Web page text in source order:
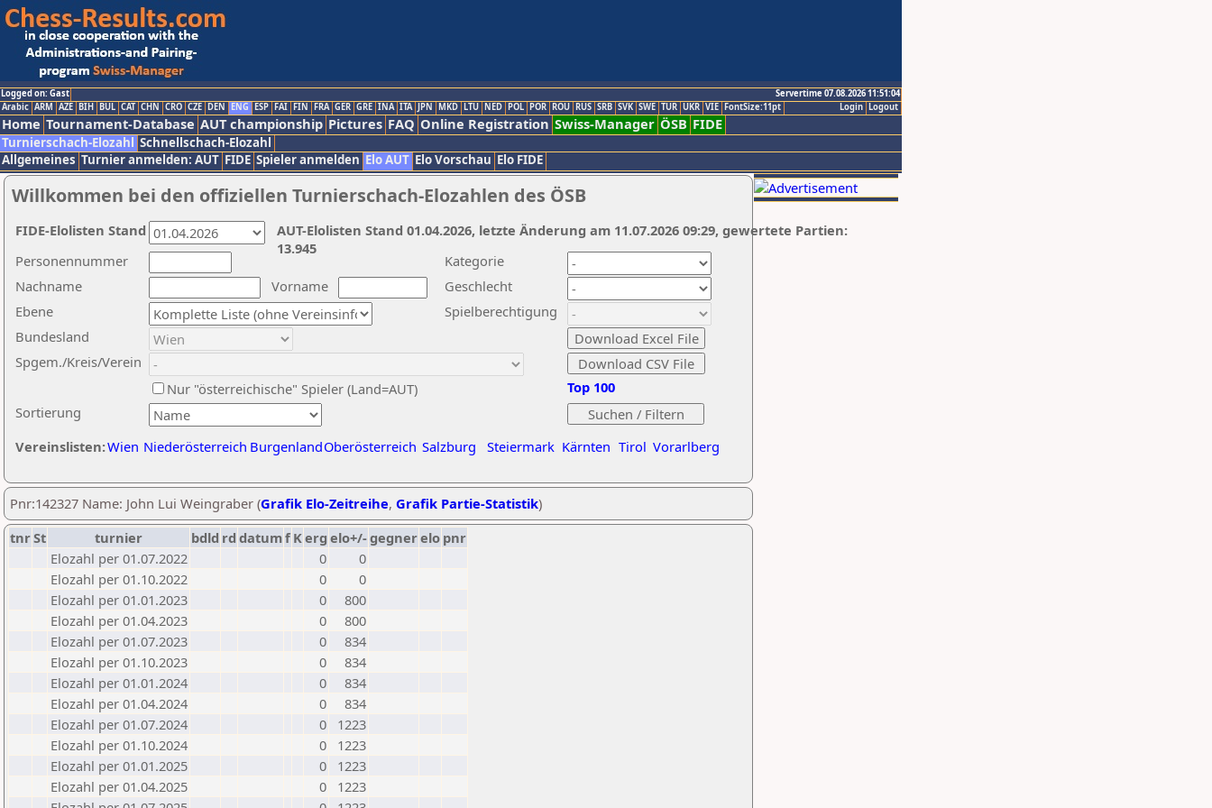
Logged on: Gast
Servertime 07.08.2026 11:51:04
Logout
Login
Arabic ARM AZE BIH BUL CAT CHN CRO CZE DEN ENG ESP FAI FIN FRA GER GRE INA ITA JPN MKD LTU NED POL POR ROU RUS SRB SVK SWE TUR UKR VIE FontSize:11pt
Home Tournament-Database AUT championship Pictures FAQ Online Registration Swiss-Manager ÖSB FIDE
Turnierschach-Elozahl Schnellschach-Elozahl
Allgemeines Turnier anmelden: AUT FIDE Spieler anmelden Elo AUT Elo Vorschau Elo FIDE
Willkommen bei den offiziellen Turnierschach-Elozahlen des ÖSB
Nachname
Vorname
Ebene
Kategorie
Sortierung
Personennummer
Bundesland
Spgem./Kreis/Verein
Geschlecht
Nur "österreichische" Spieler (Land=AUT)
Spielberechtigung
Vereinslisten:Wien Niederösterreich BurgenlandOberösterreich Salzburg Steiermark Kärnten Tirol Vorarlberg
Top 100
AUT-Elolisten Stand 01.04.2026, letzte Änderung am 11.07.2026 09:29, gewertete Partien:
13.945
FIDE-Elolisten Stand
Pnr:142327 Name: John Lui Weingraber (Grafik Elo-Zeitreihe, Grafik Partie-Statistik)
tnrSt turnier bdld rd datumf Kerg elo+/-gegnerelo pnr
Elozahl per 01.07.2022
0
0
Elozahl per 01.10.2022
0
0
Elozahl per 01.01.2023
0
800
Elozahl per 01.04.2023
0
800
Elozahl per 01.07.2023
0
834
Elozahl per 01.10.2023
0
834
Elozahl per 01.01.2024
0
834
Elozahl per 01.04.2024
0
834
Elozahl per 01.07.2024
0
1223
Elozahl per 01.10.2024
0
1223
Elozahl per 01.01.2025
0
1223
Elozahl per 01.04.2025
0
1223